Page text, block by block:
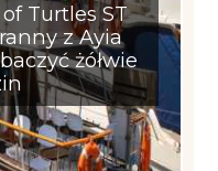
Turtles ST
z Ayia
żółwie